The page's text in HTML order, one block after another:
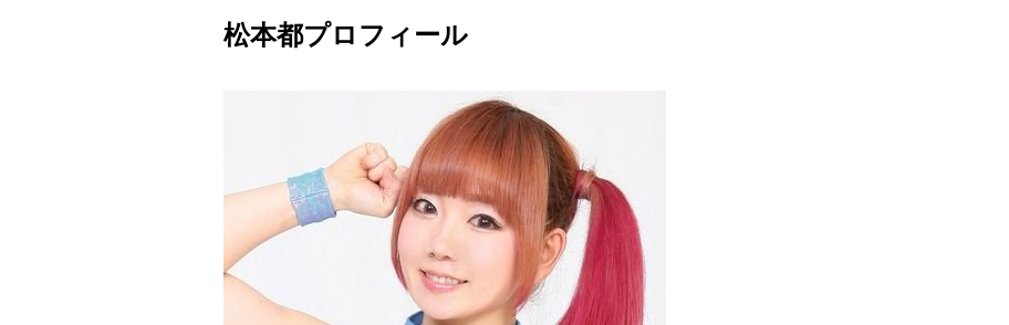
松本都プロフィール